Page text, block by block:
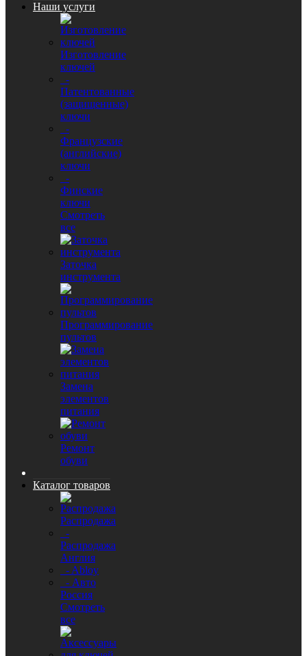
Наши услуги
Изготовление
ключей
-
Патентованные
(защищенные)
ключи
-
Французские
(английские)
ключи
-
Финские
ключи
Смотреть
все
Заточка
инструмента
Программирование
пультов
Замена
элементов
питания
Ремонт
обуви
Каталог товаров
Распродажа
-
Распродажа
Англия
- Abloy
- Авто
Россия
Смотреть
все